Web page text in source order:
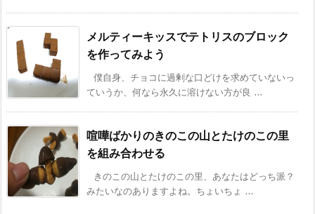
メルティーキッスでテトリスのブロック
を作ってみよう
僕自身、チョコに過剰な口どけを求めていないっ
ていうか、何なら永久に溶けない方が良 ...
喧嘩ばかりのきのこの山とたけのこの里
を組み合わせる
きのこの山とたけのこの里、あなたはどっち派？
みたいなのありますよね。ちょいちょ ...